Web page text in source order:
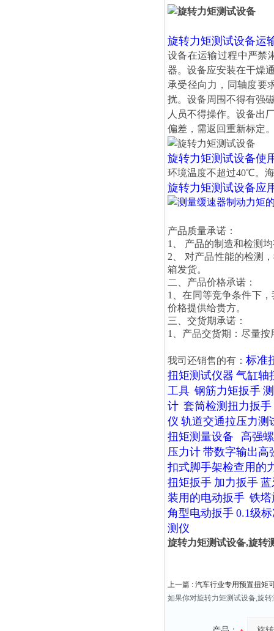
旋转力矩测试设备运
设备在运输过程中严禁
器。设备应安装在干燥
承受径向力，同轴度要
扰。设备周围不得有强
人员不得操作。设备出
偏差，需返回重新标定
旋转力矩测试设备使
环境温度不超过40℃。
旋转力矩测试设备应
产品质量承诺：
1、 产品的制造和检测
2、 对产品性能的检测
箱发货。
二、产品价格承诺：
1、在同等竞争条件下
价格提供给贵方。
三、交货期承诺：
1、产品交货期：尽量
我司还销售的有： 标准
扭矩测试仪器 气缸轴
工具 钢筋力矩扳手
计 套筒检测扭力扳手
仪 轨道交通拉压力测
扭矩测量设备
高强
压力计 带数字输出高
扣式脚手架检查用的
扭矩扳手 加力扳手 蓝
装用的电动扳手 铁塔
角型电动扳手 0.1级
测仪
旋转力矩测试设备,旋转
上一篇 : 汽车行业专用预置扭矩
如果你对旋转力矩测试设备,旋